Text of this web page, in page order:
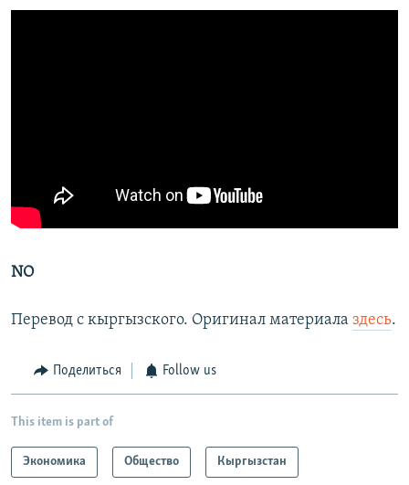
NO
Перевод с кыргызского. Оригинал материала здесь.
Поделиться Follow us
This item is part of
Экономика Общество Кыргызстан